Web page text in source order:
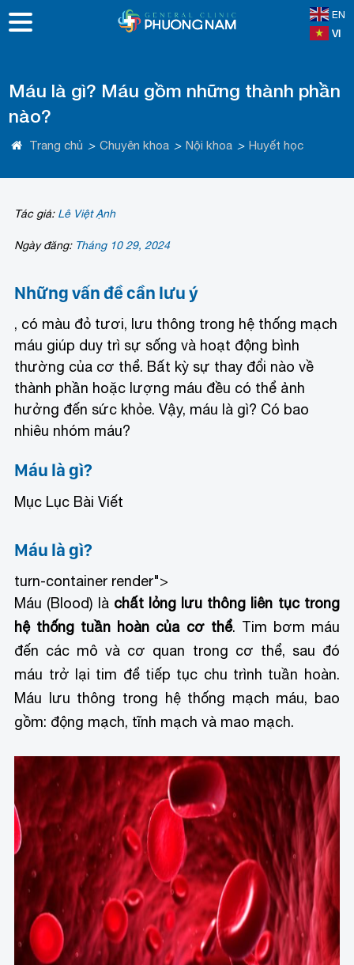
EN
VI
Máu là gì? Máu gồm những thành phần
nào?
Trang chủ > Chuyên khoa > Nội khoa > Huyết học
Tác giả: Lê Việt Ạnh
Ngày đăng: Tháng 10 29, 2024
Những vấn đề cần lưu ý
, có màu đỏ tươi, lưu thông trong hệ thống mạch
máu giúp duy trì sự sống và hoạt động bình
thường của cơ thể. Bất kỳ sự thay đổi nào về
thành phần hoặc lượng máu đều có thể ảnh
hưởng đến sức khỏe. Vậy, máu là gì? Có bao
nhiêu nhóm máu?
Máu là gì?
Mục Lục Bài Viết
Máu là gì?
turn-container render">
Máu (Blood) là chất lỏng lưu thông liên tục trong
hệ thống tuần hoàn của cơ thể. Tim bơm máu
đến các mô và cơ quan trong cơ thể, sau đó
máu trở lại tim để tiếp tục chu trình tuần hoàn.
Máu lưu thông trong hệ thống mạch máu, bao
gồm: động mạch, tĩnh mạch và mao mạch.